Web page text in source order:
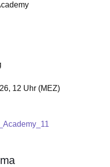
12 Uhr (MEZ)